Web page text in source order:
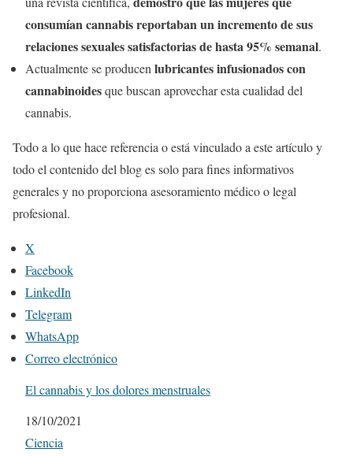
consumían cannabis reportaban un incremento de sus
relaciones sexuales satisfactorias de hasta 95% semanal.
Actualmente se producen lubricantes infusionados con
cannabinoidesque buscan aprovechar esta cualidad del
cannabis.
Todo a lo que hace referencia o está vinculado a este artículo y
todo el contenido del blog es solo para fines informativos
generales y no proporciona asesoramiento médico o legal
profesional.
X
Facebook
LinkedIn
Telegram
WhatsApp
Correo electrónico
El cannabis y los dolores menstruales
Fecha
18/10/2021
Respecto a
Ciencia